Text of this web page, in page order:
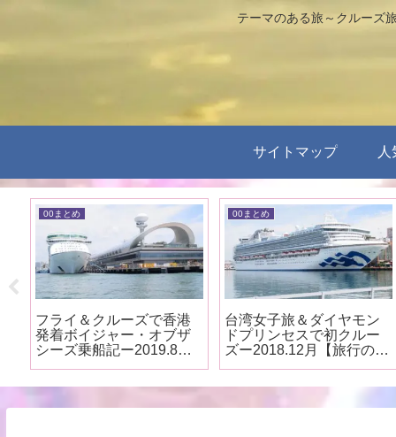
テーマのある旅～クルーズ
サイトマップ
00まとめ
フライ＆クルーズで香港
発着ボイジャー・オブザ
シーズ乗船記ー2019.8月
00まとめ
台湾女子旅＆ダイヤモン
ドプリンセスで初クルー
ズー2018.12月【旅行のま